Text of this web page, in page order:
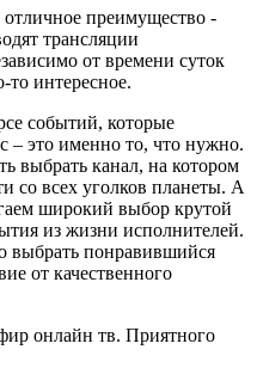
отличное преимущество -
трансляции
от времени суток
то интересное.
событий, которые
– это именно то, что нужно.
выбрать канал, на котором
со всех уголков планеты. А
широкий выбор крутой
из жизни исполнителей.
выбрать понравившийся
от качественного
онлайн тв. Приятного